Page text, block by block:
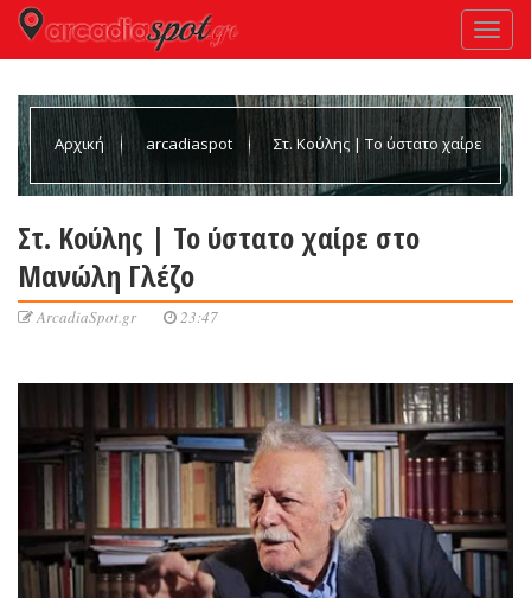
Αρχική arcadiaspot Στ. Κούλης | Το ύστατο χαίρε
Στ. Κούλης | Το ύστατο χαίρε στο
Μανώλη Γλέζο
ArcadiaSpot.gr 23:47